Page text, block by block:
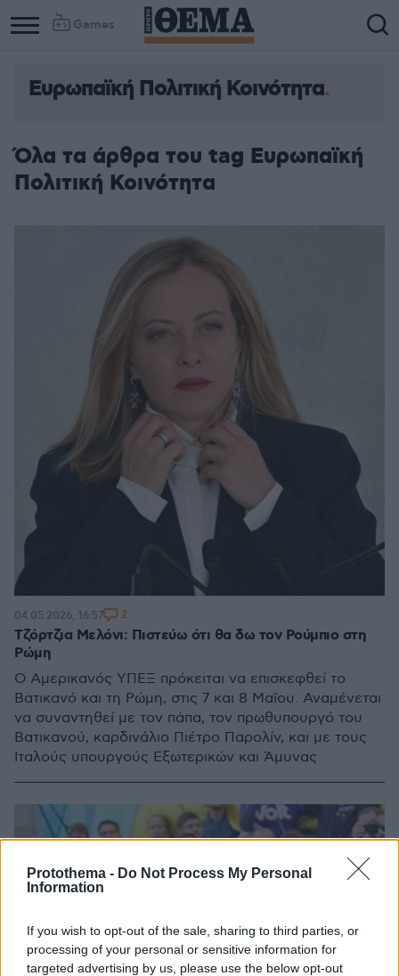
Protothema - Do Not Process My Personal
Information
If you wish to opt-out of the sale, sharing to third parties, or
processing of your personal or sensitive information for
targeted advertising by us, please use the below opt-out
Games
Ευρωπαϊκή Πολιτική Κοινότητα
Όλα τα άρθρα του tag Ευρωπαϊκή
Πολιτική Κοινότητα
Τζόρτζια Μελόνι: Πιστεύω ότι θα δω τον Ρούμπιο στη
Ρώμη
Ο Αμερικανός ΥΠΕΞ πρόκειται να επισκεφθεί το
Βατικανό και τη Ρώμη, στις 7 και 8 Μαΐου. Αναμένεται
να συναντηθεί με τον πάπα, τον πρωθυπουργό του
Βατικανού, καρδινάλιο Πιέτρο Παρολίν, και με τους
Ιταλούς υπουργούς Εξωτερικών και Άμυνας
04.05.2026, 16:57 2